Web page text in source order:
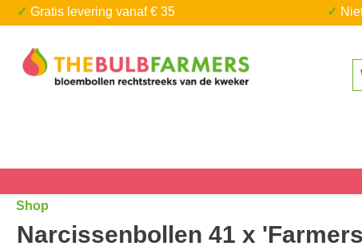
naar de hoofdinhoud
Ga naar de zoekopdracht
✓ Gratis levering vanaf € 35 ✓
Shop
Narcissenbollen 41 x